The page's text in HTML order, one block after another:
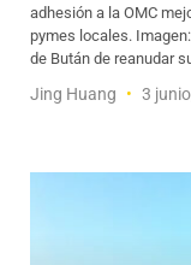
adhesión a la OMC
pymes locales.
de Bután de reanudar
Jing Huang 3